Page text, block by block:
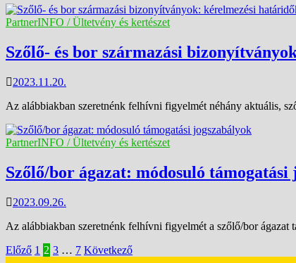
PartnerINFO / Ültetvény és kertészet
Szőlő- és bor származási
2023.11.20.
Az alábbiakban szeretnénk felhívni figyelmét néhány aktuális,
PartnerINFO / Ültetvény és kertészet
Szőlő/bor ágazat: módosuló támogatási
2023.09.26.
Az alábbiakban szeretnénk felhívni figyelmét a szőlő/bor ágazat
Bejegyzések
Előző 1 2 3 … 7 Következő